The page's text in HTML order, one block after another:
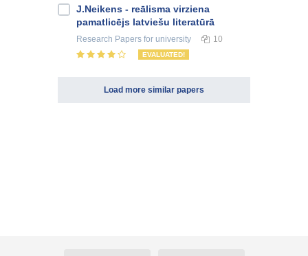
J.Neikens - reālisma virziena
pamatlicējs latviešu literatūrā
Research Papers for university 10
EVALUATED!
Load more similar papers